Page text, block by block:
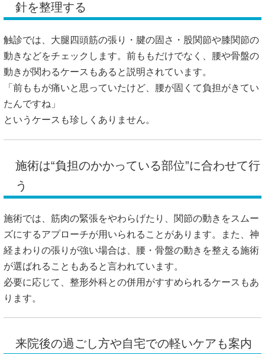
針を整理する
触診では、大腿四頭筋の張り・腱の固さ・股関節や膝関節の
動きなどをチェックします。前ももだけでなく、腰や骨盤の
動きが関わるケースもあると説明されています。
「前ももが痛いと思っていたけど、腰が固くて負担がきてい
たんですね」
というケースも珍しくありません。
施術は“負担のかかっている部位”に合わせて行
う
施術では、筋肉の緊張をやわらげたり、関節の動きをスムー
ズにするアプローチが用いられることがあります。また、神
経まわりの張りが強い場合は、腰・骨盤の動きを整える施術
が選ばれることもあると言われています。
必要に応じて、整形外科との併用がすすめられるケースもあ
ります。
来院後の過ごし方や自宅での軽いケアも案内